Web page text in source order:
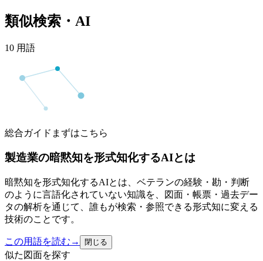
類似検索・AI
10 用語
総合ガイド まずはこちら
製造業の暗黙知を形式知化するAIとは
暗黙知を形式知化するAIとは、ベテランの経験・勘・判断
のように言語化されていない知識を、図面・帳票・過去デー
タの解析を通じて、誰もが検索・参照できる形式知に変える
技術のことです。
この用語を読む → 閉じる
似た図面を探す